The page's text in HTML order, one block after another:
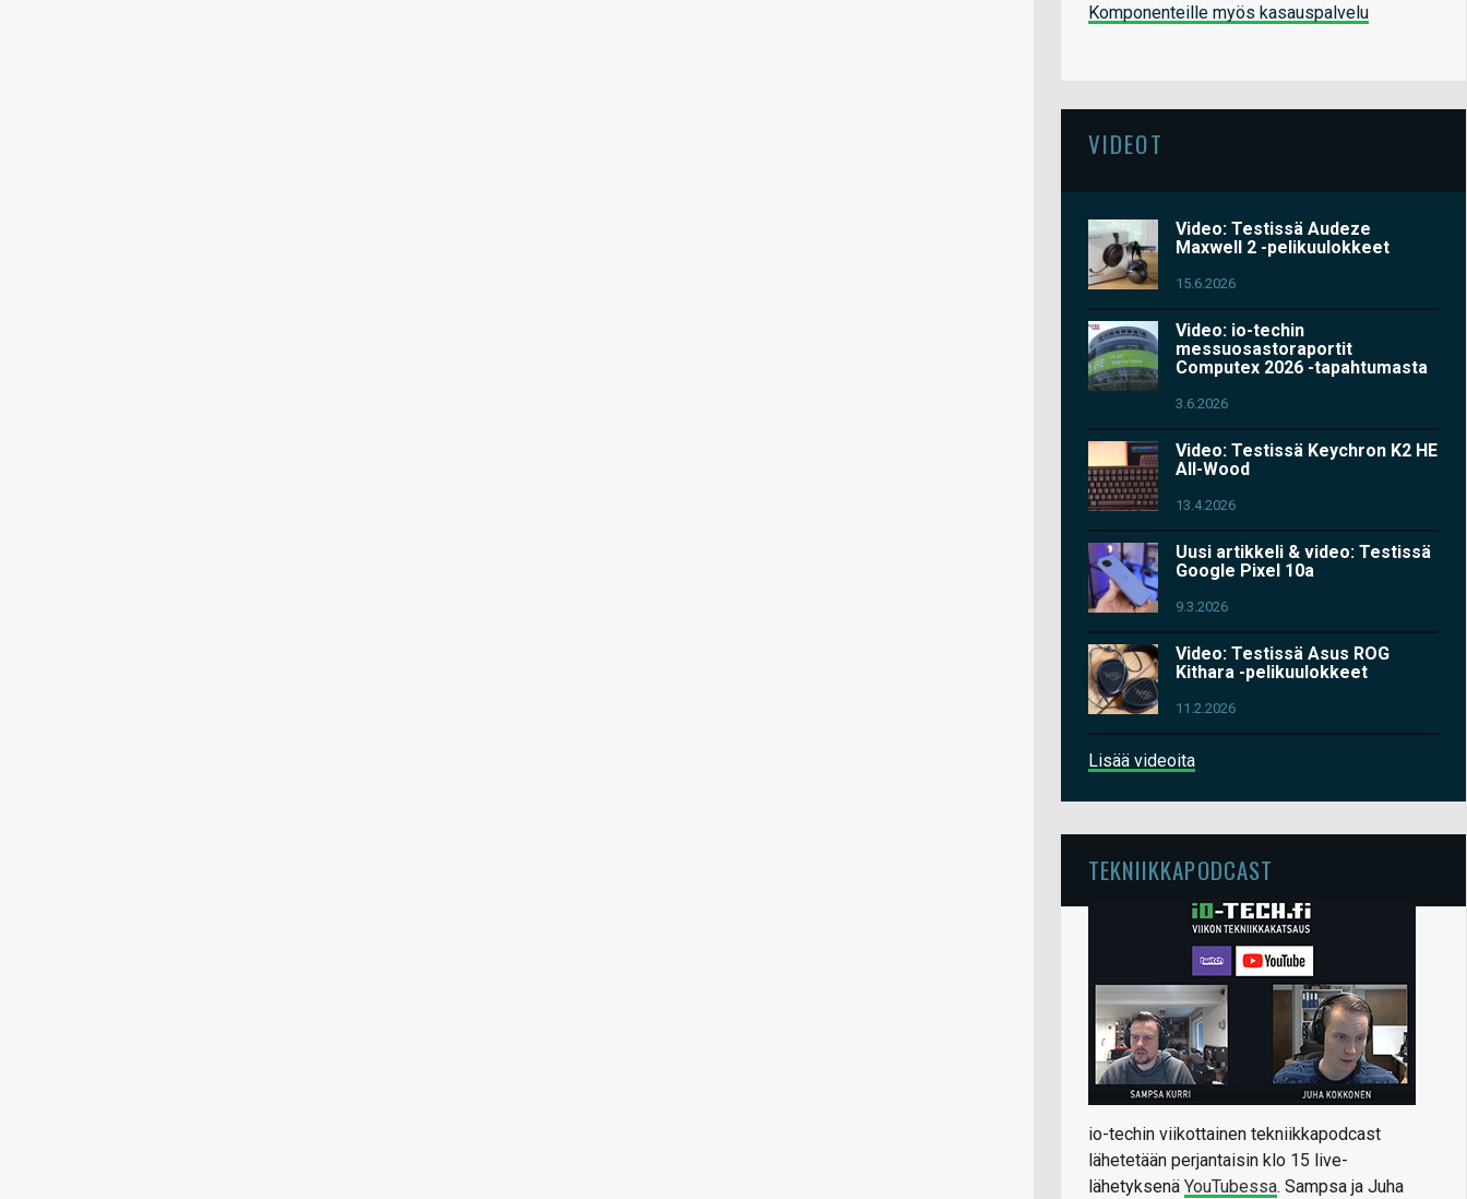
Komponenteille myös kasauspalvelu
VIDEOT
Video: Testissä Audeze
Maxwell 2 -pelikuulokkeet
15.6.2026
Video: io-techin
messuosastoraportit
Computex 2026 -tapahtumasta
3.6.2026
Video: Testissä Keychron K2 HE
All-Wood
13.4.2026
Uusi artikkeli & video: Testissä
Google Pixel 10a
9.3.2026
Video: Testissä Asus ROG
Kithara -pelikuulokkeet
11.2.2026
Lisää videoita
TEKNIIKKAPODCAST
io-techin viikottainen tekniikkapodcast
lähetetään perjantaisin klo 15 live-
lähetyksenä YouTubessa. Sampsa ja Juha